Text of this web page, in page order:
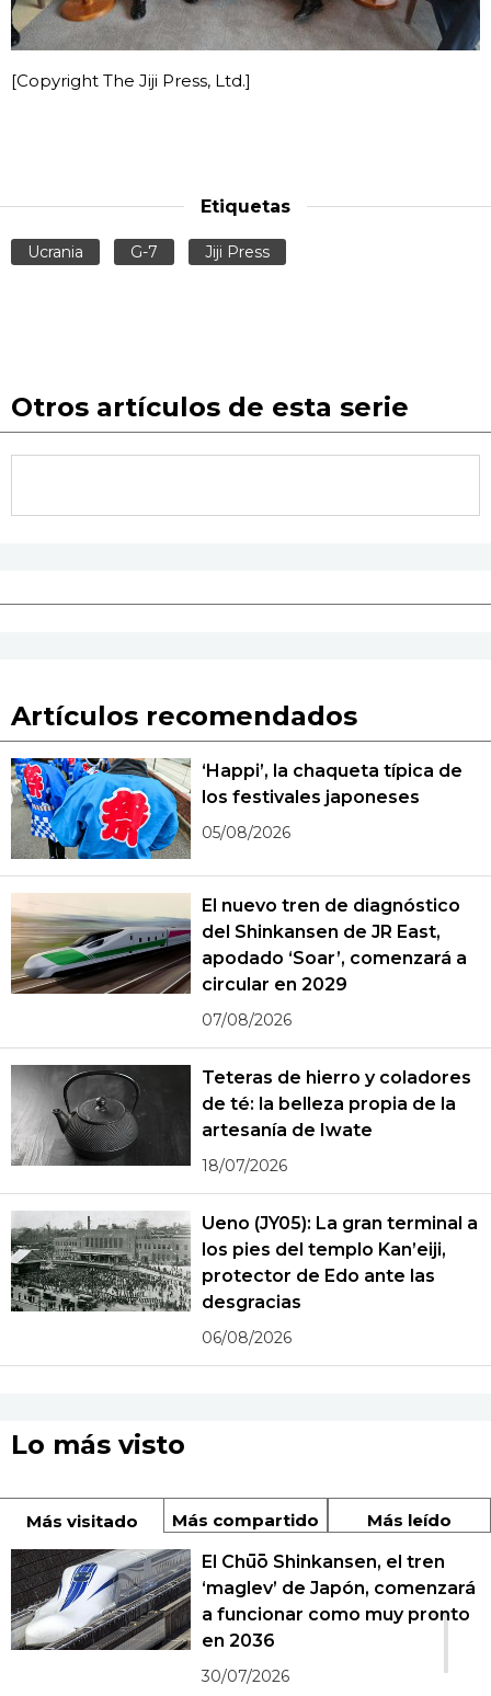
[Copyright The Jiji Press, Ltd.]
Etiquetas
Ucrania G-7 Jiji Press
Otros artículos de esta serie
Artículos recomendados
‘Happi’, la chaqueta típica de
los festivales japoneses
05/08/2026
El nuevo tren de diagnóstico
del Shinkansen de JR East,
apodado ‘Soar’, comenzará a
circular en 2029
07/08/2026
Teteras de hierro y coladores
de té: la belleza propia de la
artesanía de Iwate
18/07/2026
Ueno (JY05): La gran terminal a
los pies del templo Kan’eiji,
protector de Edo ante las
desgracias
06/08/2026
Lo más visto
Más visitado Más compartido Más leído
1
El Chūō Shinkansen, el tren
‘maglev’ de Japón, comenzará
a funcionar como muy pronto
en 2036
30/07/2026